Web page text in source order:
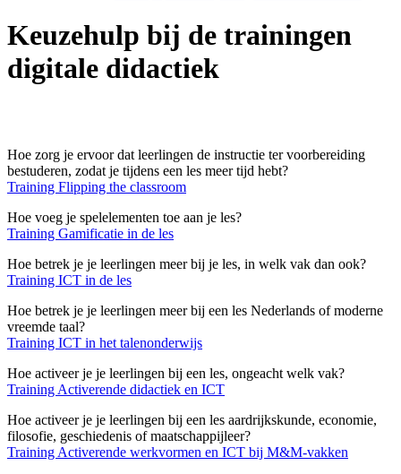
Keuzehulp bij de trainingen
digitale didactiek
Hoe zorg je ervoor dat leerlingen de instructie ter voorbereiding
bestuderen, zodat je tijdens een les meer tijd hebt?
Training Flipping the classroom
Hoe voeg je spelelementen toe aan je les?
Training Gamificatie in de les
Hoe betrek je je leerlingen meer bij je les, in welk vak dan ook?
Training ICT in de les
Hoe betrek je je leerlingen meer bij een les Nederlands of moderne
vreemde taal?
Training ICT in het talenonderwijs
Hoe activeer je je leerlingen bij een les, ongeacht welk vak?
Training Activerende didactiek en ICT
Hoe activeer je je leerlingen bij een les aardrijkskunde, economie,
filosofie, geschiedenis of maatschappijleer?
Training Activerende werkvormen en ICT bij M&M-vakken